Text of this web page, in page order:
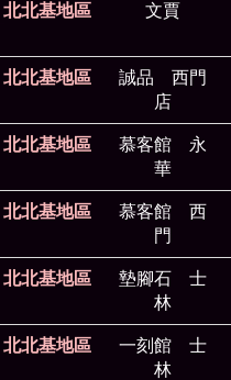
北北基地區 文賈
北北基地區
誠品 西門
店
北北基地區
慕客館 永
華
北北基地區
慕客館 西
門
北北基地區
墊腳石 士
林
北北基地區
一刻館 士
林